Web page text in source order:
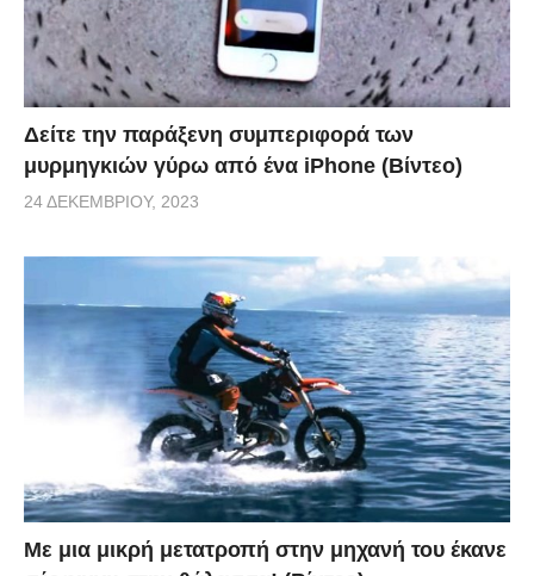
Δείτε την παράξενη συμπεριφορά των
μυρμηγκιών γύρω από ένα iPhone (Βίντεο)
24 ΔΕΚΕΜΒΡΊΟΥ, 2023
Με μια μικρή μετατροπή στην μηχανή του έκανε